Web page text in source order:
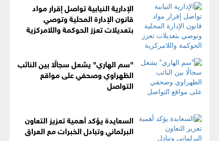
الإدارية النيابية تواصل إقرار مواد
قانون الإدارة المحلية وتوصي
بتعديلات تعزز الحوكمة واللامركزية
"سم الهاري" يشعل سجالًا بين النائب
الظهراوي وصحفي على مواقع
التواصل
السعايدة يؤكد أهمية تعزيز التعاون
البرلماني وتبادل الخبرات مع العراق